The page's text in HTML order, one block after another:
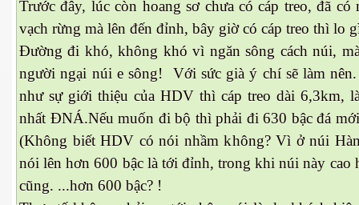
Trước đây, lúc còn hoang sơ chưa có cáp treo, đã có
vạch rừng mà lên đến đỉnh, bây giờ có cáp treo thì lo
Đường đi khó, không khó vì ngăn sông cách núi,
người ngại núi e sông! Với sức già ý chí sẽ làm
như sự giới thiệu của HDV thì cáp treo dài 6,3km,
nhất ĐNÁ.Nếu muốn đi bộ thì phải đi 630 bậc đá
(Không biết HDV có nói nhầm không? Vì ở núi
nói lên hơn 600 bậc là tới đỉnh, trong khi núi này cao
cũng. ...hơn 600 bậc? !